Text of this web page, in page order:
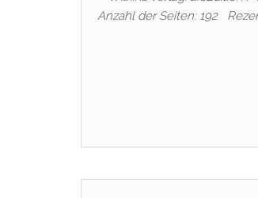
Anzahl der Seiten: 192